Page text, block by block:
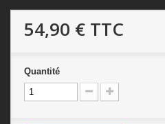
54,90 € TTC
Quantité